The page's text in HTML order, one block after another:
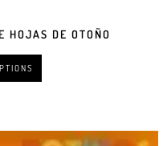
HOJAS DE OTOÑO